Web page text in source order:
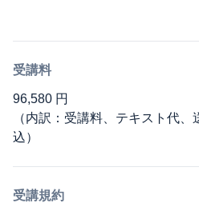
受講料
96,580 円
（内訳：受講料、テキスト代
込）
受講規約